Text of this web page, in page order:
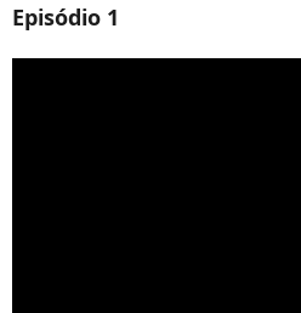
Episódio 1